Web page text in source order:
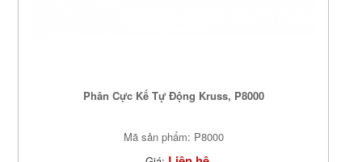
Phân Cực Kế Tự Động Kruss, P8000
Mã sản phẩm: P8000